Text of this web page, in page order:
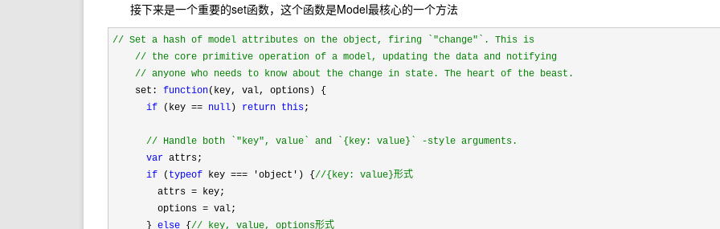
接下来是一个重要的set函数，这个函数是Model最核心的一个方法
// Set a hash of model attributes on the object, firing `"change"`. This is
//
the core primitive operation of a model, updating the data and notifying
// anyone who needs to know about the change in state. The heart of the beast.
    set:
function(key, val, options) {
if (key == null ) return this;
//
Handle both `"key", value` and `{key: value}` -style arguments.
var attrs;
if ( typeof key === 'object') {//{key: value}形式
        attrs =
key;
        options
= val;
      }
else {//
key, value, options形式